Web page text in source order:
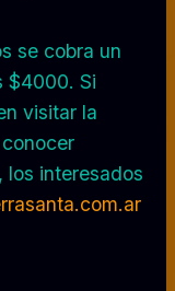
se cobra un
$4000. Si
visitar la
los interesados